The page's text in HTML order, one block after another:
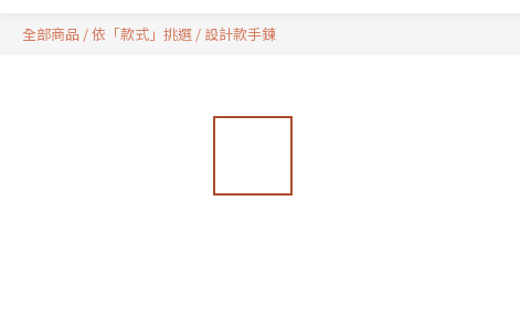
全部商品 /依「款式」挑選 / 設計款手鍊